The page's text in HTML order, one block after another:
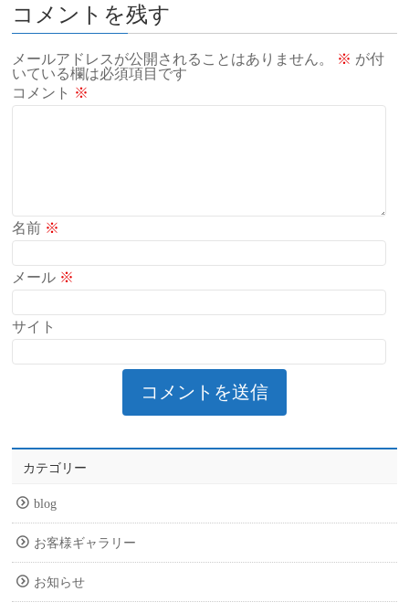
コメントを残す
メールアドレスが公開されることはありません。 ※ が付
いている欄は必須項目です
コメント ※
名前 ※
メール ※
サイト
カテゴリー
blog
お客様ギャラリー
お知らせ